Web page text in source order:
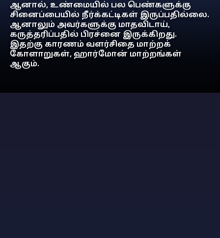
ஆனால், உண்மையில் பல பெண்களுக்கு
சினைப்பையில் நீர்க்கட்டிகள் இருப்பதில்லை.
ஆனாலும் அவர்களுக்கு மாதவிடாய்,
கருத்தரிப்பதில் பிரச்னை இருக்கிறது.
இதற்கு காரணம் வளர்சிதை மாற்றக்
கோளாறுகள், ஹார்மோன் மாற்றங்கள்
ஆகும்.